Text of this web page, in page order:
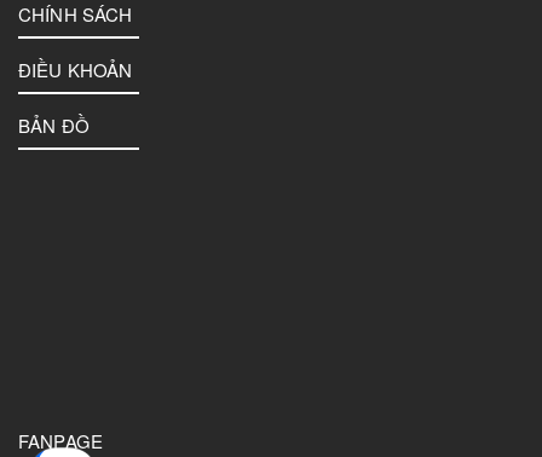
CHÍNH SÁCH
ĐIỀU KHOẢN
BẢN ĐỒ
FANPAGE